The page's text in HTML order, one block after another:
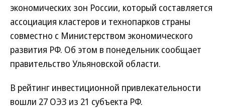
экономических зон России, который составляется
ассоциация кластеров и технопарков страны
совместно с Министерством экономического
развития РФ. Об этом в понедельник сообщает
правительство Ульяновской области.
В рейтинг инвестиционной привлекательности
вошли 27 ОЭЗ из 21 субъекта РФ.